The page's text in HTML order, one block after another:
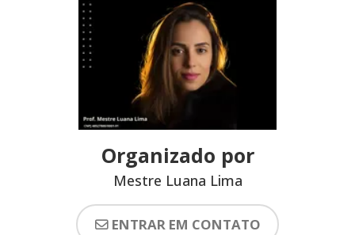
Organizado por
Mestre Luana Lima
ENTRAR EM CONTATO